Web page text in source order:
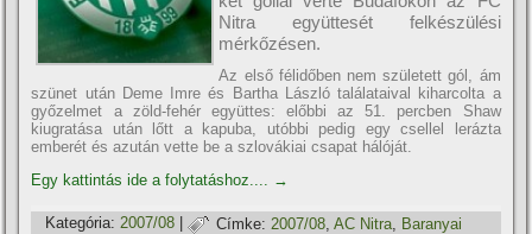
Nitra együttesét felkészülési
mérkőzésen.
Az első félidőben nem született gól, ám
szünet után Deme Imre és Bartha László találataival kiharcolta a
győzelmet a zöld-fehér együttes: előbbi az 51. percben Shaw
kiugratása után lőtt a kapuba, utóbbi pedig egy csellel lerázta
emberét és azután vette be a szlovákiai csapat hálóját.
Egy kattintás ide a folytatáshoz.... →
Kategória: 2007/08 | Címke: 2007/08 ,AC Nitra Baranyai